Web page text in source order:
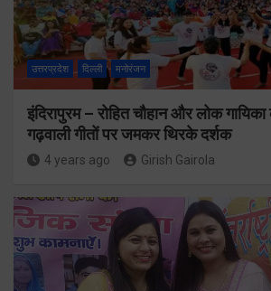
उत्तरप्रदेश दिल्ली मनोरंजन
इंदिरापुरम – रोहित चौहान और लोक
गढ़वाली गीतों पर जमकर थिरके दर्शक
4 years ago Girish Gairola